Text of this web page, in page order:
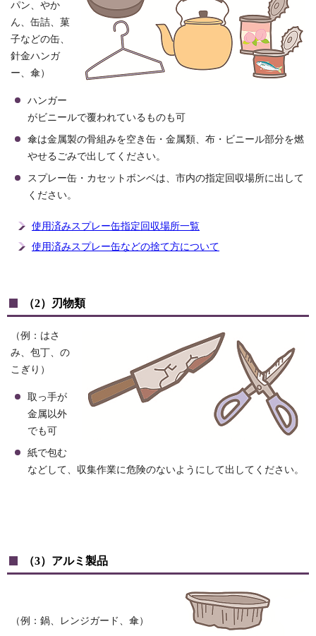
パン、やか
ん、缶詰、菓
子などの缶、
針金ハンガ
ー、傘）
ハンガー
がビニールで覆われているものも可
傘は金属製の骨組みを空き缶・金属類、布・ビニール部分を燃
やせるごみで出してください。
スプレー缶・カセットボンベは、市内の指定回収場所に出して
ください。
使用済みスプレー缶指定回収場所一覧
使用済みスプレー缶などの捨て方について
（2）刃物類
（例：はさ
み、包丁、の
こぎり）
取っ手が
金属以外
でも可
紙で包む
などして、収集作業に危険のないようにして出してください。
（3）アルミ製品
（例：鍋、レンジガード、傘）